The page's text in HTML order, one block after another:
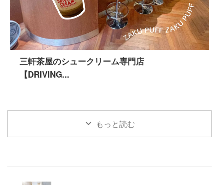
三軒茶屋のシュークリーム専門店
【DRIVING...
もっと読む